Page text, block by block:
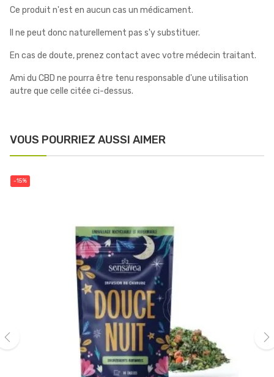
Ce produit n'est en aucun cas un médicament.
Il ne peut donc naturellement pas s'y substituer.
En cas de doute, prenez contact avec votre médecin traitant.
Ami du CBD ne pourra être tenu responsable d'une utilisation
autre que celle citée ci-dessus.
VOUS POURRIEZ AUSSI AIMER
-15%